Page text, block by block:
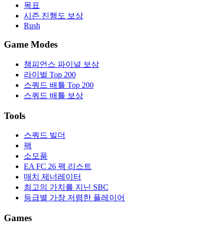
목표
시즌 진행도 보상
Rush
Game Modes
챔피언스 파이널 보상
라이벌 Top 200
스쿼드 배틀 Top 200
스쿼드 배틀 보상
Tools
스쿼드 빌더
팩
소모품
EA FC 26 팩 리스트
매치 제너레이터
최고의 가치를 지닌 SBC
등급별 가장 저렴한 플레이어
Games